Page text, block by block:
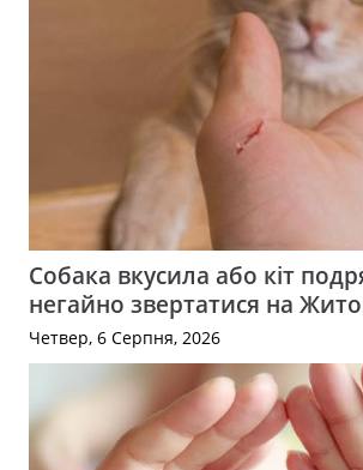
Собака вкусила або кіт
негайно звертатися на
Четвер, 6 Серпня, 2026